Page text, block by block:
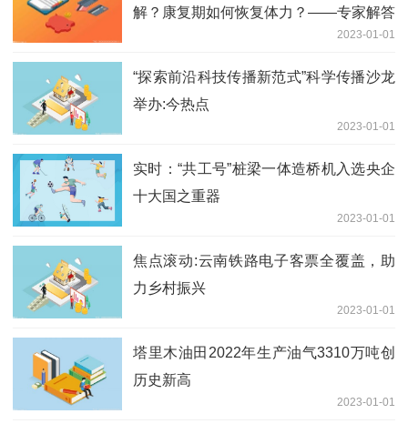
解？康复期如何恢复体力？——专家解答
2023-01-01
“探索前沿科技传播新范式”科学传播沙龙
举办:今热点
2023-01-01
实时：“共工号”桩梁一体造桥机入选央企
十大国之重器
2023-01-01
焦点滚动:云南铁路电子客票全覆盖，助
力乡村振兴
2023-01-01
塔里木油田2022年生产油气3310万吨创
历史新高
2023-01-01